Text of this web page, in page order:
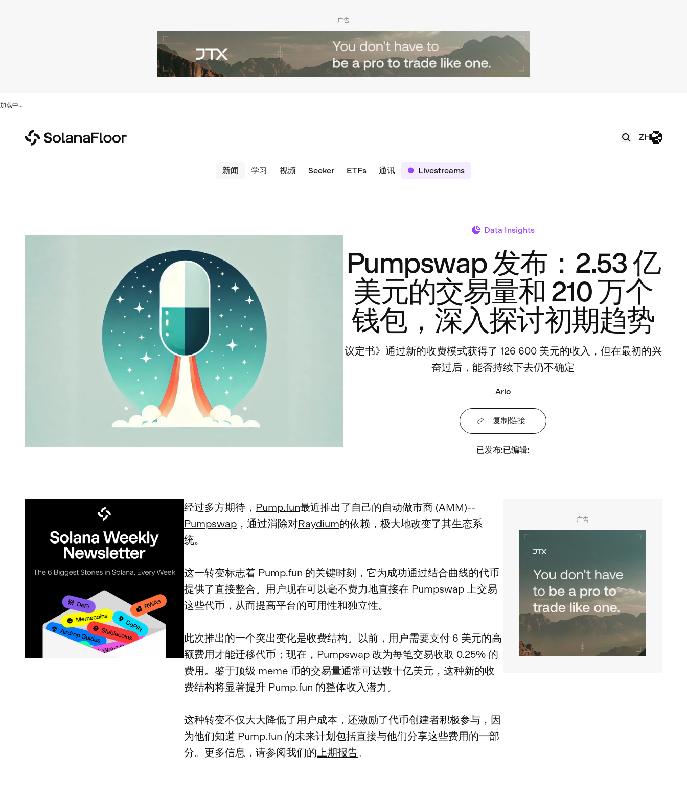
广告
加载中...
ZH
新闻 学习 视频 Seeker ETFs 通讯 Livestreams
Data Insights
Pumpswap 发布：2.53 亿
美元的交易量和 210 万个
钱包，深入探讨初期趋势
议定书》通过新的收费模式获得了 126 600 美元的收入，但在最初的兴
奋过后，能否持续下去仍不确定
Ario
复制链接
已发布:已编辑:
经过多方期待， Pump.fun最近推出了自己的自动做市商 (AMM)--
Pumpswap ，通过消除对Raydium的依赖，极大地改变了其生态系
统。
这一转变标志着 Pump.fun 的关键时刻，它为成功通过结合曲线的代币
提供了直接整合。用户现在可以毫不费力地直接在 Pumpswap 上交易
这些代币，从而提高平台的可用性和独立性。
此次推出的一个突出变化是收费结构。以前，用户需要支付 6 美元的高
额费用才能迁移代币；现在，Pumpswap 改为每笔交易收取 0.25% 的
费用。鉴于顶级 meme 币的交易量通常可达数十亿美元，这种新的收
费结构将显著提升 Pump.fun 的整体收入潜力。
这种转变不仅大大降低了用户成本，还激励了代币创建者积极参与，因
为他们知道 Pump.fun 的未来计划包括直接与他们分享这些费用的一部
分。更多信息，请参阅我们的 上期报告。
广告